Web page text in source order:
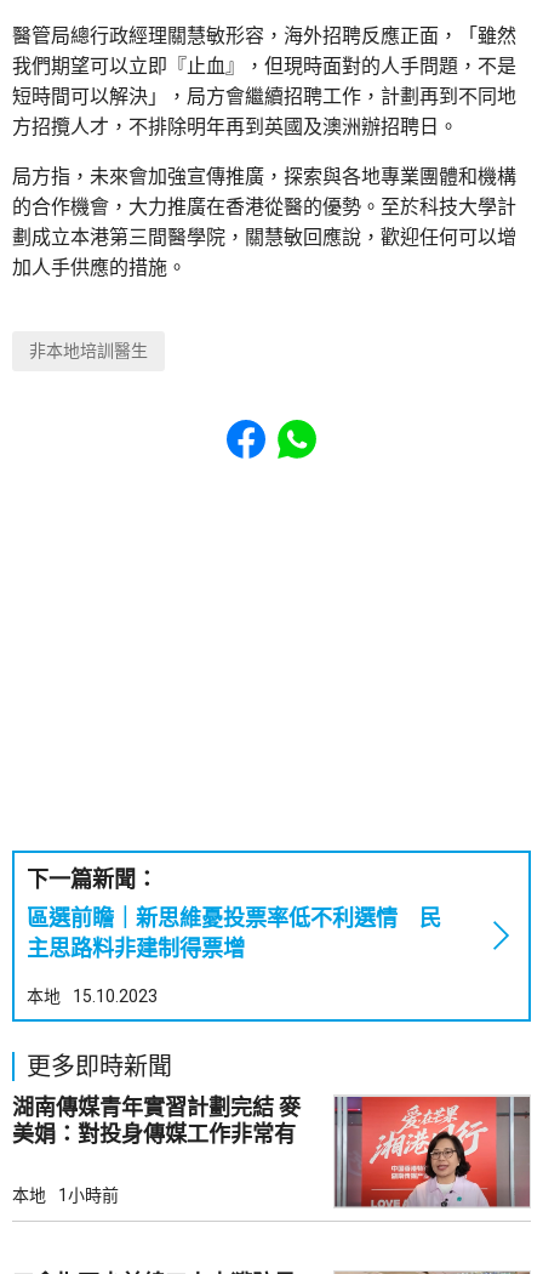
醫管局總行政經理關慧敏形容，海外招聘反應正面，「雖然
我們期望可以立即『止血』，但現時面對的人手問題，不是
短時間可以解決」，局方會繼續招聘工作，計劃再到不同地
方招攬人才，不排除明年再到英國及澳洲辦招聘日。
局方指，未來會加強宣傳推廣，探索與各地專業團體和機構
的合作機會，大力推廣在香港從醫的優勢。至於科技大學計
劃成立本港第三間醫學院，關慧敏回應說，歡迎任何可以增
加人手供應的措施。
非本地培訓醫生
Share to Facebook
Share to WhatsApp
下一篇新聞：
區選前瞻｜新思維憂投票率低不利選情 民
主思路料非建制得票增
本地 15.10.2023
更多即時新聞
湖南傳媒青年實習計劃完結 麥
美娟：對投身傳媒工作非常有
本地 1小時前